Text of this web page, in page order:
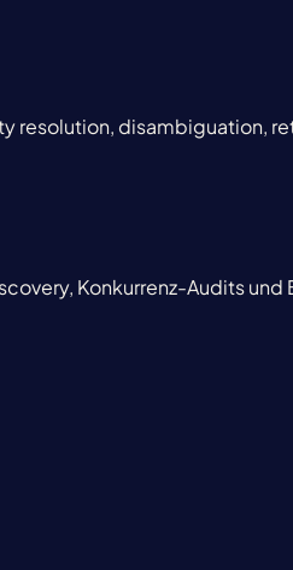
resolution, disambiguation,
Konkurrenz-Audits